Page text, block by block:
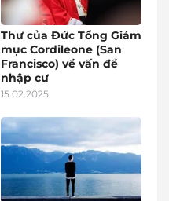
Thư của Đức Tổng Giám
mục Cordileone (San
Francisco) về vấn đề
nhập cư
15.02.2025